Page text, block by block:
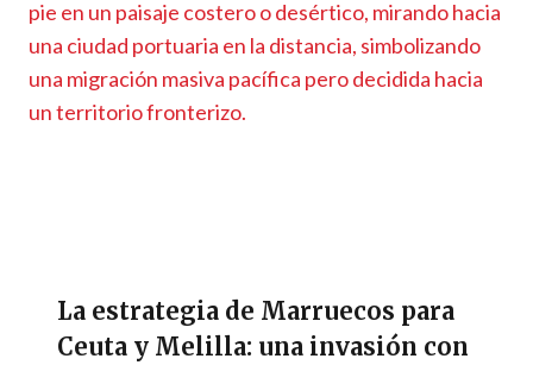
La estrategia de Marruecos para
Ceuta y Melilla: una invasión con